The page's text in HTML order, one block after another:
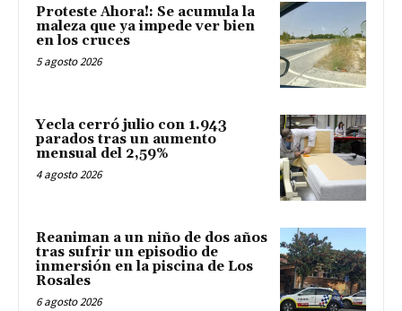
Proteste Ahora!: Se acumula la
maleza que ya impede ver bien
en los cruces
5 agosto 2026
Yecla cerró julio con 1.943
parados tras un aumento
mensual del 2,59%
4 agosto 2026
Reaniman a un niño de dos años
tras sufrir un episodio de
inmersión en la piscina de Los
Rosales
6 agosto 2026